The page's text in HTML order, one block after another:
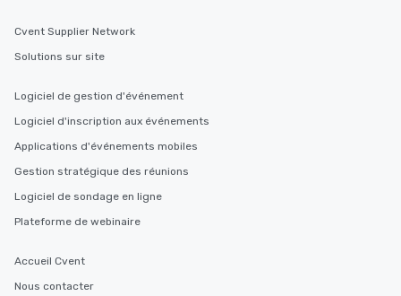
Cvent Supplier Network
Solutions sur site
Logiciel de gestion d'événement
Logiciel d'inscription aux événements
Applications d'événements mobiles
Gestion stratégique des réunions
Logiciel de sondage en ligne
Plateforme de webinaire
Accueil Cvent
Nous contacter